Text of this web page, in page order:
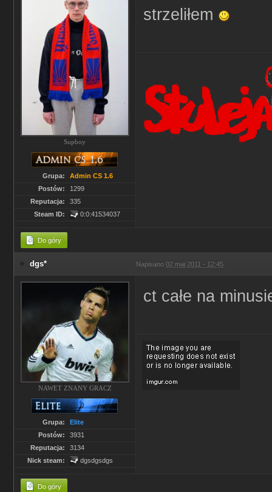
Supboy
Grupa:
Admin CS 1.6
Postów:
1299
Reputacja:
335
Steam ID:
0:0:41534037
strzeliłem
Do góry
dgs* Napisano 02 maj 2011 - 12:45
NAWET ZNANY GRACZ
Grupa:
Elite
Postów:
3931
Reputacja:
3134
Nick steam:
dgsdgsdgs
ct całe na
Do góry